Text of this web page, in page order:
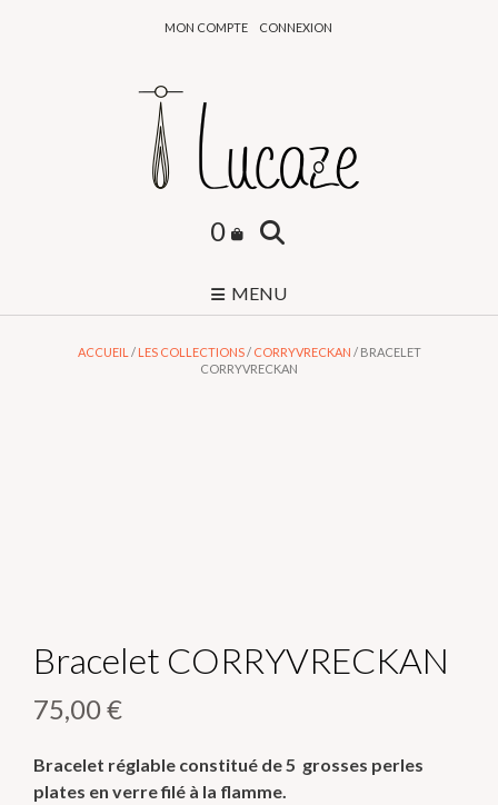
MON COMPTE CONNEXION
0
MENU
ACCUEIL / LES COLLECTIONS/ CORRYVRECKAN / BRACELET
CORRYVRECKAN
Bracelet CORRYVRECKAN
75,00€
Bracelet réglable constitué de 5 grosses perles
plates en verre filé à la flamme.